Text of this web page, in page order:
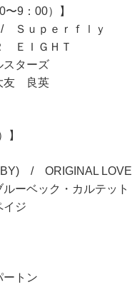
9：00）】
ｕｐｅｒｆｌｙ
ＩＧＨＴ
ターズ
友 良英
】
BY) / ORIGINAL LOVE
ーベック・カルテット
ジ
トン